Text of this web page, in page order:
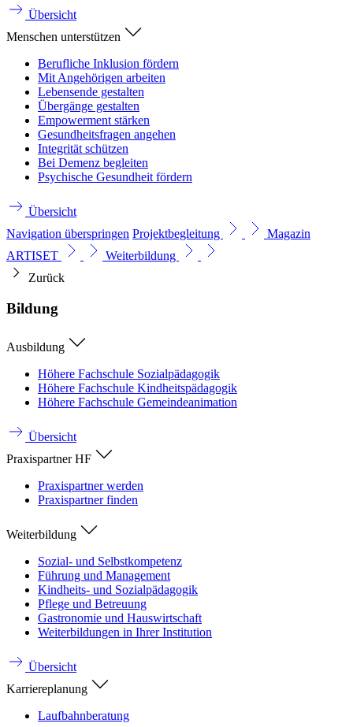
Übersicht
Menschen unterstützen
Berufliche Inklusion fördern
Mit Angehörigen arbeiten
Lebensende gestalten
Übergänge gestalten
Empowerment stärken
Gesundheitsfragen angehen
Integrität schützen
Bei Demenz begleiten
Psychische Gesundheit fördern
Übersicht
Navigation überspringen Projektbegleitung
Magazin
ARTISET
Weiterbildung
Zurück
Bildung
Ausbildung
Höhere Fachschule Sozialpädagogik
Höhere Fachschule Kindheitspädagogik
Höhere Fachschule Gemeindeanimation
Übersicht
Praxispartner HF
Praxispartner werden
Praxispartner finden
Weiterbildung
Sozial- und Selbstkompetenz
Führung und Management
Kindheits- und Sozialpädagogik
Pflege und Betreuung
Gastronomie und Hauswirtschaft
Weiterbildungen in Ihrer Institution
Übersicht
Karriereplanung
Laufbahnberatung